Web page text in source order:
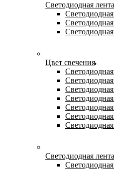
Светодиодная
Цвет свечения
Светодиодная
Светодиодная